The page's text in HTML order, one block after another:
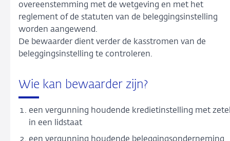
overeenstemming met de wetgeving en met het
reglement of de statuten van de beleggingsinstelling
worden aangewend.
De bewaarder dient verder de kasstromen van de
beleggingsinstelling te controleren.
Wie kan bewaarder zijn?
een vergunning houdende kredietinstelling met
in een lidstaat